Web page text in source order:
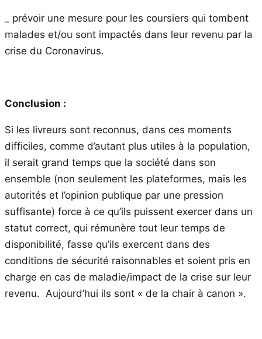
_ prévoir une mesure pour les coursiers qui tombent
malades et/ou sont impactés dans leur revenu par la
crise du Coronavirus.
Conclusion :
Si les livreurs sont reconnus, dans ces moments
difficiles, comme d’autant plus utiles à la population,
il serait grand temps que la société dans son
ensemble (non seulement les plateformes, mais les
autorités et l’opinion publique par une pression
suffisante) force à ce qu’ils puissent exercer dans un
statut correct, qui rémunère tout leur temps de
disponibilité, fasse qu’ils exercent dans des
conditions de sécurité raisonnables et soient pris en
charge en cas de maladie/impact de la crise sur leur
revenu. Aujourd’hui ils sont « de la chair à canon ».